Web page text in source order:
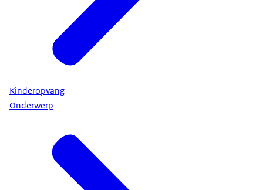
Kinderopvang
Onderwerp